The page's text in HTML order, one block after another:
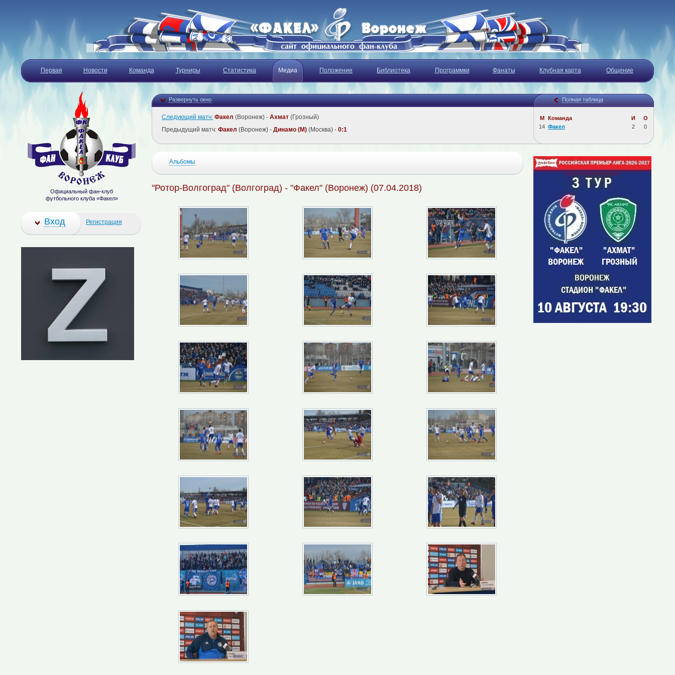
Первая Новости Команда Турниры Статистика Медиа Положение Библиотека Программки Фанаты Клубная карта Общение
Развернуть окно Полная таблица
М Команда И
О
14 Факел 2 0
Следующий матч: Факел (Воронеж) - Ахмат (Грозный)
Предыдущий матч: Факел (Воронеж) - Динамо (М) (Москва) - 0:1
Альбомы
"Ротор-Волгоград" (Волгоград) - "Факел" (Воронеж) (07.04.2018)
Официальный фан-клуб
футбольного клуба «Факел»
Вход Регистрация